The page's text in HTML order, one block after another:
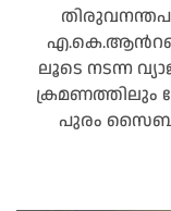
ലൂ​ടെ ന​ട​ന്ന
ക്ര​മ​ണ​ത്തി​ലും
പു​രം